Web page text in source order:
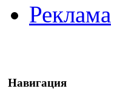
Реклама
Навигация